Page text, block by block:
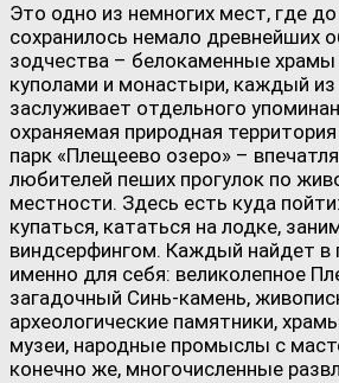
Это одно из немногих мест, где
сохранилось немало древнейших
зодчества – белокаменные
куполами и монастыри, каждый
заслуживает отдельного
охраняемая природная
парк «Плещеево озеро» –
любителей пеших прогулок по
местности. Здесь есть куда
купаться, кататься на лодке,
виндсерфингом. Каждый найдет в
именно для себя: великолепное
загадочный Синь-камень,
археологические памятники,
музеи, народные промыслы с
конечно же, многочисленные